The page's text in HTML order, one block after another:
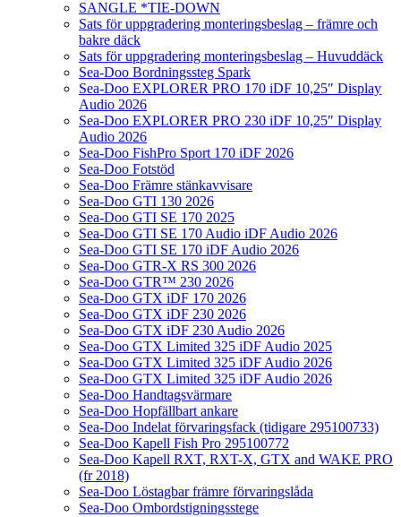
SANGLE *TIE-DOWN
Sats för uppgradering monteringsbeslag – främre och
bakre däck
Sats för uppgradering monteringsbeslag – Huvuddäck
Sea-Doo Bordningssteg Spark
Sea-Doo EXPLORER PRO 170 iDF 10,25″ Display
Audio 2026
Sea-Doo EXPLORER PRO 230 iDF 10,25″ Display
Audio 2026
Sea-Doo FishPro Sport 170 iDF 2026
Sea-Doo Fotstöd
Sea-Doo Främre stänkavvisare
Sea-Doo GTI 130 2026
Sea-Doo GTI SE 170 2025
Sea-Doo GTI SE 170 Audio iDF Audio 2026
Sea-Doo GTI SE 170 iDF Audio 2026
Sea-Doo GTR-X RS 300 2026
Sea-Doo GTR™ 230 2026
Sea-Doo GTX iDF 170 2026
Sea-Doo GTX iDF 230 2026
Sea-Doo GTX iDF 230 Audio 2026
Sea-Doo GTX Limited 325 iDF Audio 2025
Sea-Doo GTX Limited 325 iDF Audio 2026
Sea-Doo GTX Limited 325 iDF Audio 2026
Sea-Doo Handtagsvärmare
Sea-Doo Hopfällbart ankare
Sea-Doo Indelat förvaringsfack (tidigare 295100733)
Sea-Doo Kapell Fish Pro 295100772
Sea-Doo Kapell RXT, RXT-X, GTX and WAKE PRO
(fr 2018)
Sea-Doo Löstagbar främre förvaringslåda
Sea-Doo Ombordstigningsstege